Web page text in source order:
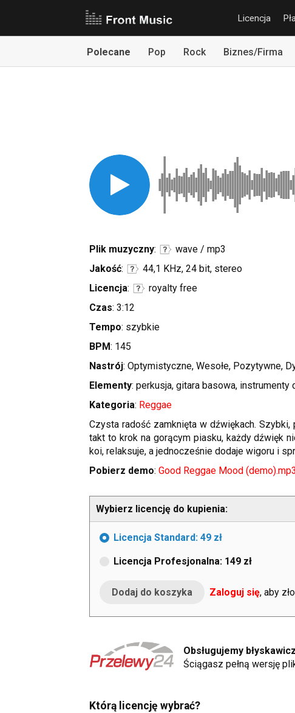
Licencja
Polecane Pop Rock Biznes/Firma
Plik muzyczny:
wave / mp3
Jakość:
44,1 KHz, 24 bit, stereo
Licencja:
royalty free
Czas: 3:12
Tempo: szybkie
BPM: 145
Nastrój: Optymistyczne, Wesołe, Pozytywne,
Elementy: perkusja, gitara basowa, instrumenty
Kategoria: Reggae
Czysta radość zamknięta w dźwiękach.
takt to krok na gorącym piasku, każdy dźwięk
koi, relaksuje, a jednocześnie dodaje wigoru i
Pobierz demo: Good Reggae Mood (demo).mp3
Wybierz licencję do kupienia:
Licencja Standard: 49 zł
Licencja Profesjonalna: 149 zł
Zaloguj się, aby
Obsługujemy
Ściągasz pełną wersję
Którą licencję wybrać?